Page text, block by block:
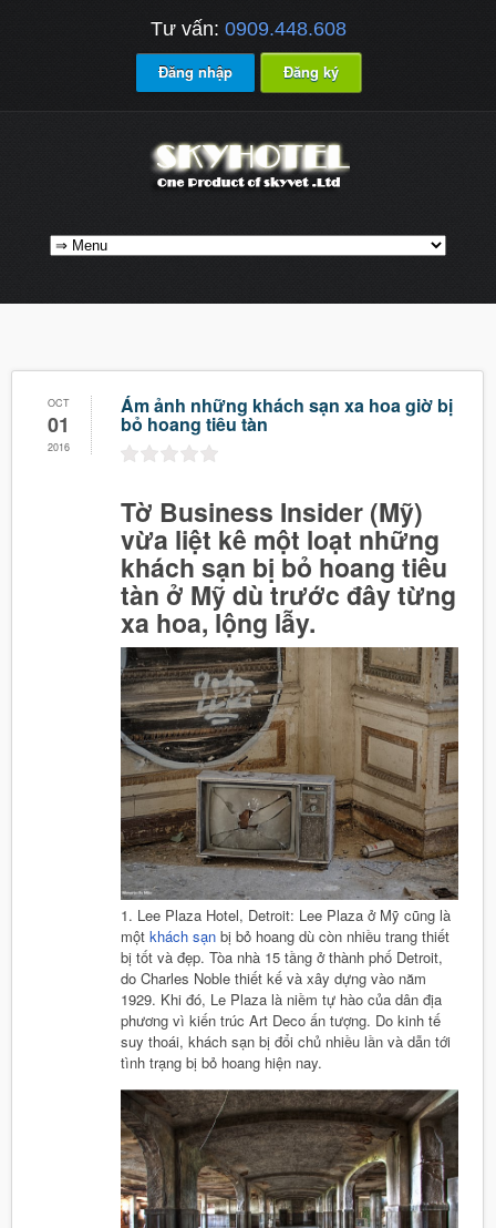
Tư vấn: 0909.448.608
Đăng nhập Đăng ký
OCT
01
2016
Ám ảnh những khách sạn xa hoa giờ bị
bỏ hoang tiêu tàn
Tờ Business Insider (Mỹ)
vừa liệt kê một loạt những
khách sạn bị bỏ hoang tiêu
tàn ở Mỹ dù trước đây từng
xa hoa, lộng lẫy.
1. Lee Plaza Hotel, Detroit: Lee Plaza ở Mỹ cũng là
một khách sạn bị bỏ hoang dù còn nhiều trang thiết
bị tốt và đẹp. Tòa nhà 15 tầng ở thành phố Detroit,
do Charles Noble thiết kế và xây dựng vào năm
1929. Khi đó, Le Plaza là niềm tự hào của dân địa
phương vì kiến trúc Art Deco ấn tượng. Do kinh tế
suy thoái, khách sạn bị đổi chủ nhiều lần và dẫn tới
tình trạng bị bỏ hoang hiện nay.